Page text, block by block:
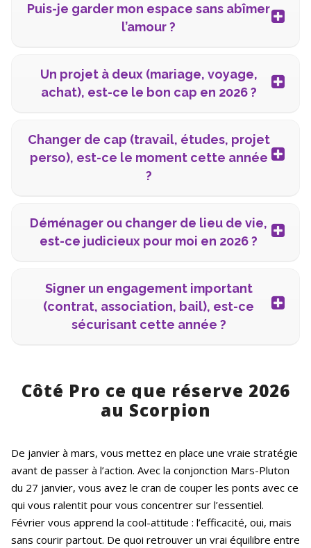
Puis-je garder mon espace sans abîmer
l’amour ?
Un projet à deux (mariage, voyage,
achat), est-ce le bon cap en 2026 ?
Changer de cap (travail, études, projet
perso), est-ce le moment cette année
?
Déménager ou changer de lieu de vie,
est-ce judicieux pour moi en 2026 ?
Signer un engagement important
(contrat, association, bail), est-ce
sécurisant cette année ?
Côté Pro ce que réserve 2026
au Scorpion
De janvier à mars, vous mettez en place une vraie stratégie
avant de passer à l’action. Avec la conjonction Mars-Pluton
du 27 janvier, vous avez le cran de couper les ponts avec ce
qui vous ralentit pour vous concentrer sur l’essentiel.
Février vous apprend la cool-attitude : l’efficacité, oui, mais
sans courir partout. De quoi retrouver un vrai équilibre entre